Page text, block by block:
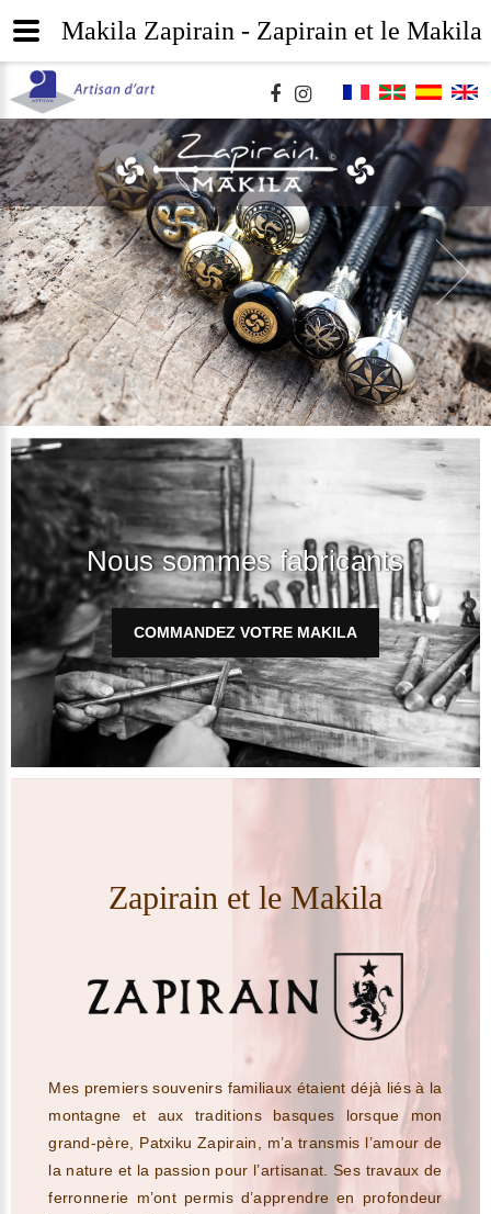
Makila Zapirain - Zapirain et le Makila
Nous sommes fabricants
COMMANDEZ VOTRE MAKILA
Zapirain et le Makila
Mes premiers souvenirs familiaux étaient déjà liés à la
montagne et aux traditions basques lorsque mon
grand-père, Patxiku Zapirain, m’a transmis l’amour de
la nature et la passion pour l’artisanat. Ses travaux de
ferronnerie m’ont permis d’apprendre en profondeur